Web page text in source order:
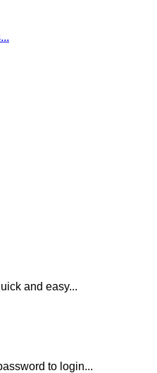
and easy...
to login...